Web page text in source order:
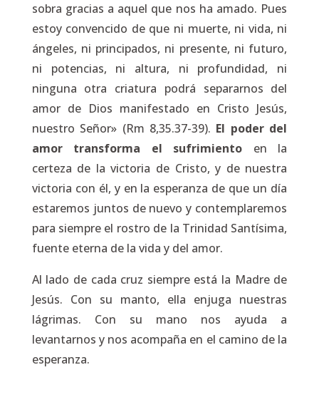
sobra gracias a aquel que nos ha amado. Pues
estoy convencido de que ni muerte, ni vida, ni
ángeles, ni principados, ni presente, ni futuro,
ni potencias, ni altura, ni profundidad, ni
ninguna otra criatura podrá separarnos del
amor de Dios manifestado en Cristo Jesús,
nuestro Señor» (Rm 8,35.37-39). El poder del
amor transforma el sufrimiento en la
certeza de la victoria de Cristo, y de nuestra
victoria con él, y en la esperanza de que un día
estaremos juntos de nuevo y contemplaremos
para siempre el rostro de la Trinidad Santísima,
fuente eterna de la vida y del amor.
Al lado de cada cruz siempre está la Madre de
Jesús. Con su manto, ella enjuga nuestras
lágrimas. Con su mano nos ayuda a
levantarnos y nos acompaña en el camino de la
esperanza.